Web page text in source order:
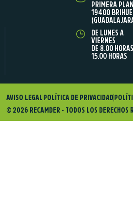
PRIMERA
19400
DE LUNES A
VIERNES
DE 8.00
15.00 HORAS
© 2026 RECAMDER - TODOS LOS DERECHOS
AVISO LEGAL POLÍTICA DE PRIVACIDAD